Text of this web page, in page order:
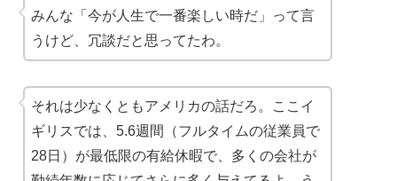
みんな「今が人生で一番楽しい時だ」って言
うけど、冗談だと思ってたわ。
それは少なくともアメリカの話だろ。ここイ
ギリスでは、5.6週間（フルタイムの従業員で
28日）が最低限の有給休暇で、多くの会社が